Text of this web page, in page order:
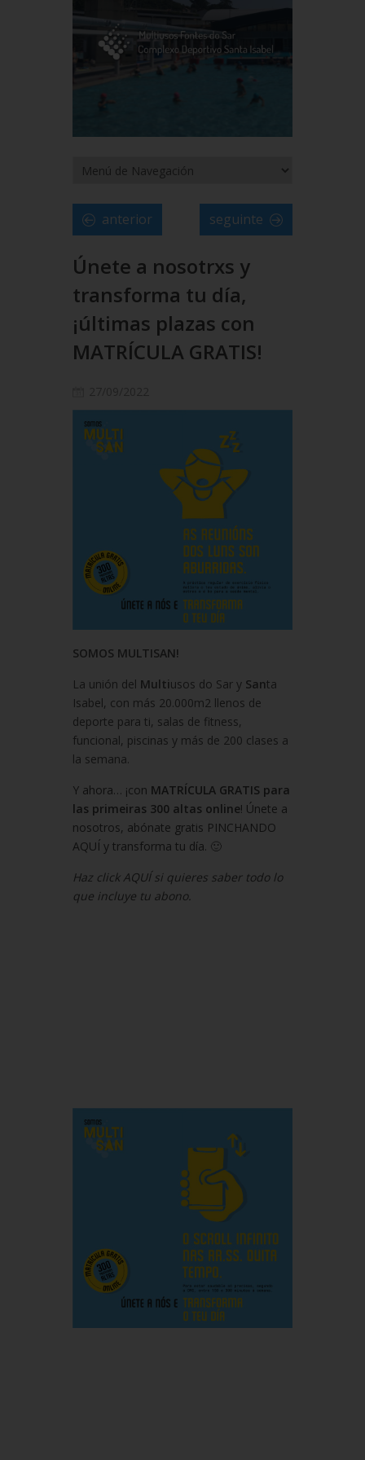
anterior seguinte
Únete a nosotrxs y
transforma tu día,
¡últimas plazas con
MATRÍCULA GRATIS!
SOMOS MULTISAN!
La unión del Multiusos do Sar y Santa
Isabel, con más 20.000m2 llenos de
deporte para ti, salas de fitness,
funcional, piscinas y más de 200 clases a
la semana.
Y ahora… ¡con MATRÍCULA GRATIS para
las primeiras 300 altas online! Únete a
nosotros, abónate gratis PINCHANDO
AQUÍ y transforma tu día. 🙂
Haz click AQUÍ si quieres saber todo lo
que incluye tu abono.